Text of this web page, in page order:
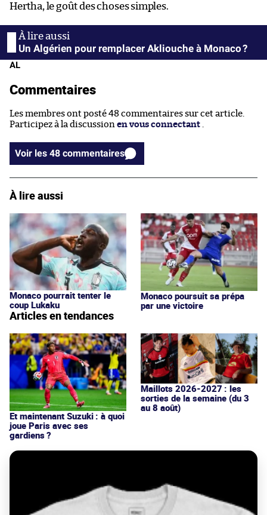
Hertha, le goût des choses simples.
Un Algérien pour remplacer Akliouche à Monaco ?
AL
Commentaires
Les membres ont posté 48 commentaires sur cet article.
Participez à la discussion en vous connectant
Voir les 48 commentaires
À lire aussi
Monaco pourrait tenter le
coup Lukaku
Monaco poursuit sa prépa
par une victoire
Articles en tendances
Et maintenant Suzuki : à quoi
joue Paris avec ses
gardiens ?
Maillots 2026-2027 : les
sorties de la semaine (du 3
au 8 août)